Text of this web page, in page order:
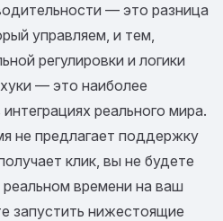
— это разница
управляем, и тем,
регулировки и логики
— это наиболее
реального мира.
не предлагает поддержку
клик, вы не будете
времени на ваш
запустить нижестоящие